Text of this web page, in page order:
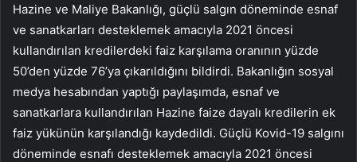
Hazine ve Maliye Bakanlığı, güçlü salgın döneminde esnaf
ve sanatkarları desteklemek amacıyla 2021 öncesi
kullandırılan kredilerdeki faiz karşılama oranının yüzde
50’den yüzde 76’ya çıkarıldığını bildirdi. Bakanlığın sosyal
medya hesabından yaptığı paylaşımda, esnaf ve
sanatkarlara kullandırılan Hazine faize dayalı kredilerin ek
faiz yükünün karşılandığı kaydedildi. Güçlü Kovid-19 salgını
döneminde esnafı desteklemek amacıyla 2021 öncesi